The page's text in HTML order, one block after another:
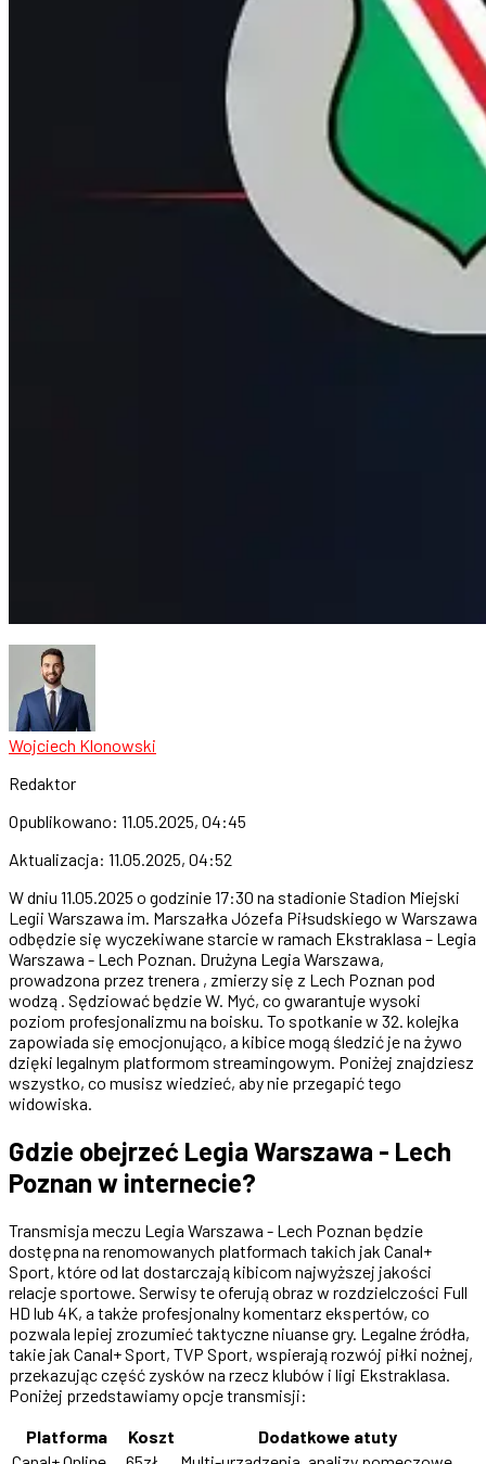
Wojciech Klonowski
Redaktor
Opublikowano: 11.05.2025, 04:45
Aktualizacja: 11.05.2025, 04:52
W dniu 11.05.2025 o godzinie 17:30 na stadionie Stadion Miejski
Legii Warszawa im. Marszałka Józefa Piłsudskiego w Warszawa
odbędzie się wyczekiwane starcie w ramach Ekstraklasa – Legia
Warszawa - Lech Poznan. Drużyna Legia Warszawa,
prowadzona przez trenera , zmierzy się z Lech Poznan pod
wodzą . Sędziować będzie W. Myć, co gwarantuje wysoki
poziom profesjonalizmu na boisku. To spotkanie w 32. kolejka
zapowiada się emocjonująco, a kibice mogą śledzić je na żywo
dzięki legalnym platformom streamingowym. Poniżej znajdziesz
wszystko, co musisz wiedzieć, aby nie przegapić tego
widowiska.
Gdzie obejrzeć Legia Warszawa - Lech
Poznan w internecie?
Transmisja meczu Legia Warszawa - Lech Poznan będzie
dostępna na renomowanych platformach takich jak Canal+
Sport, które od lat dostarczają kibicom najwyższej jakości
relacje sportowe. Serwisy te oferują obraz w rozdzielczości Full
HD lub 4K, a także profesjonalny komentarz ekspertów, co
pozwala lepiej zrozumieć taktyczne niuanse gry. Legalne źródła,
takie jak Canal+ Sport, TVP Sport, wspierają rozwój piłki nożnej,
przekazując część zysków na rzecz klubów i ligi Ekstraklasa.
Poniżej przedstawiamy opcje transmisji:
Platforma
Koszt
Dodatkowe atuty